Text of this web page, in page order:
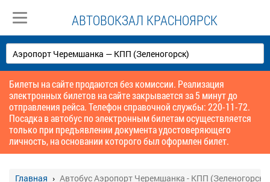
АВТОВОКЗАЛ КРАСНОЯРСК
Билеты на сайте продаются без комиссии. Реализация
электронных билетов на сайте закрывается за 5 минут до
отправления рейса. Телефон справочной службы: 220-11-72.
Посадка в автобус по электронным билетам осуществляется
только при предъявлении документа удостоверяющего
личность, на основании которого был оформлен билет.
Главная Автобус Аэропорт Черемшанка - КПП (Зеленогорск)